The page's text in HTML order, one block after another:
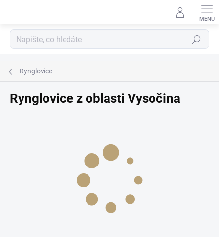
Hledat
Rynglovice
Rynglovice z oblasti Vysočina